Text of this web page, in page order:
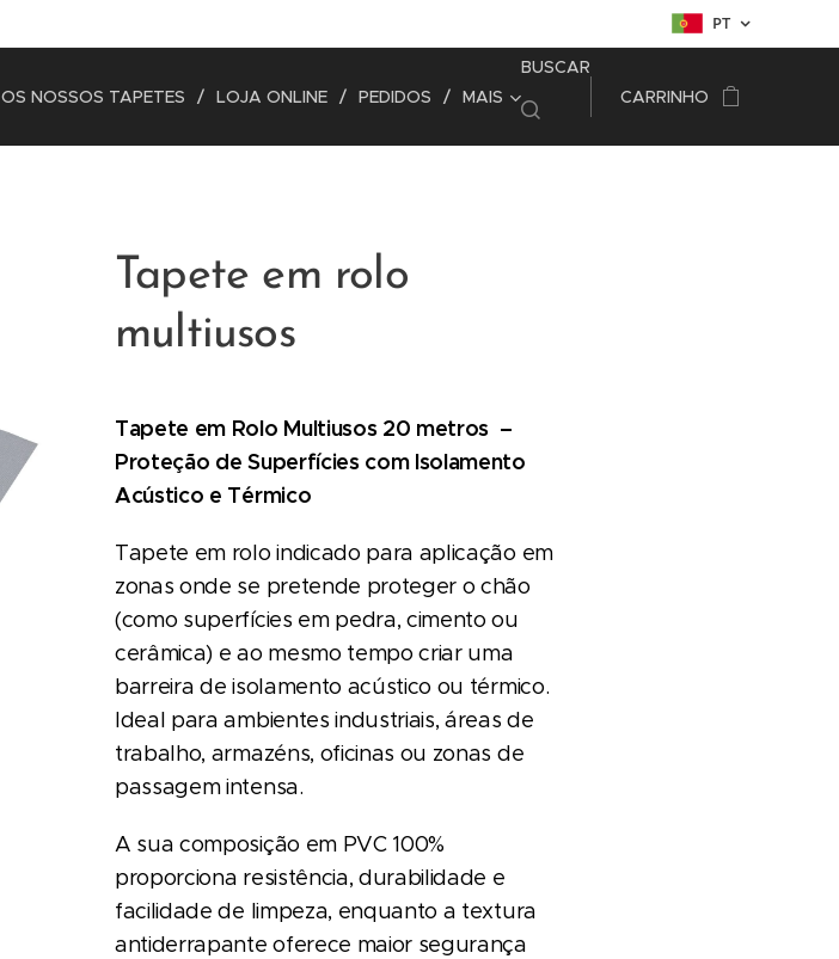
PT
OS NOSSOS TAPETES LOJA ONLINE PEDIDOS MAIS
BUSCAR
CARRINHO
Tapete em rolo
multiusos
Tapete em Rolo Multiusos 20 metros –
Proteção de Superfícies com Isolamento
Acústico e Térmico
Tapete em rolo indicado para aplicação em
zonas onde se pretende proteger o chão
(como superfícies em pedra, cimento ou
cerâmica) e ao mesmo tempo criar uma
barreira de isolamento acústico ou térmico.
Ideal para ambientes industriais, áreas de
trabalho, armazéns, oficinas ou zonas de
passagem intensa.
A sua composição em PVC 100%
proporciona resistência, durabilidade e
facilidade de limpeza, enquanto a textura
antiderrapante oferece maior segurança